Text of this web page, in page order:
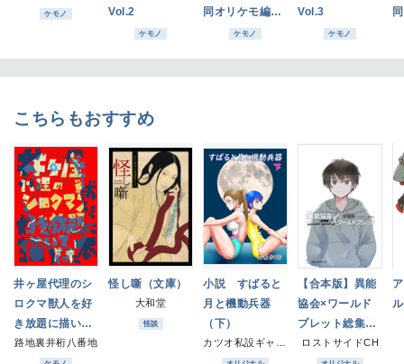
ケモノ
Vol.2
ケモノ
同オリケモ編第
ケモノ
Vol.3
ケモノ
こちらもおすすめ
井ヶ屋代理のシ
ロクマ獣人を好
き放題に描いて
貰った本
路地裏井桁八番地
怪し噺（文庫）
大和堂
怪談
小説 すばると
月と機動兵器
（下）
【合本版】異能
協会×ワールド
プレット総集
編 下/yoursel
ロストサイドCH